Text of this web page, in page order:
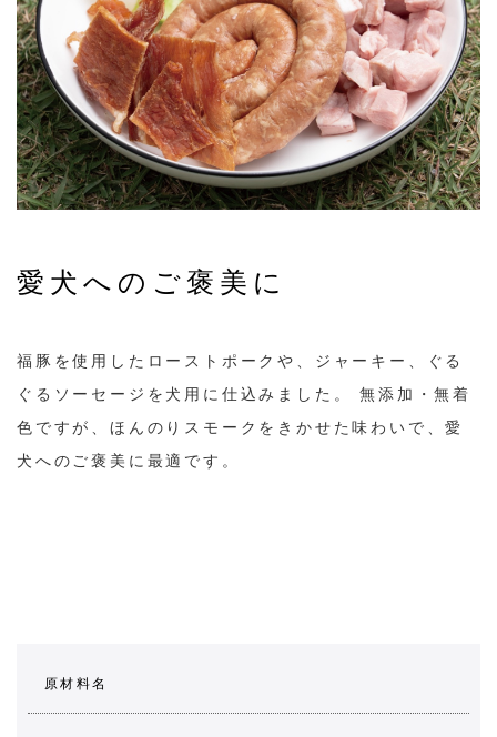
愛犬へのご褒美に
福豚を使用したローストポークや、ジャーキー、ぐる
ぐるソーセージを犬用に仕込みました。 無添加・無着
色ですが、ほんのりスモークをきかせた味わいで、愛
犬へのご褒美に最適です。
原材料名